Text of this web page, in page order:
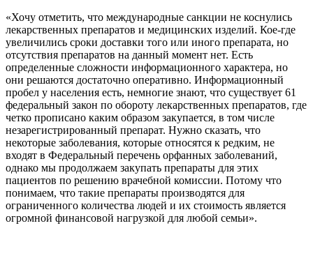
«Хочу отметить, что международные санкции не коснулись
лекарственных препаратов и медицинских изделий. Кое-где
увеличились сроки доставки того или иного препарата, но
отсутствия препаратов на данный момент нет. Есть
определенные сложности информационного характера, но
они решаются достаточно оперативно. Информационный
пробел у населения есть, немногие знают, что существует 61
федеральный закон по обороту лекарственных препаратов, где
четко прописано каким образом закупается, в том числе
незарегистрированный препарат. Нужно сказать, что
некоторые заболевания, которые относятся к редким, не
входят в Федеральный перечень орфанных заболеваний,
однако мы продолжаем закупать препараты для этих
пациентов по решению врачебной комиссии. Потому что
понимаем, что такие препараты производятся для
ограниченного количества людей и их стоимость является
огромной финансовой нагрузкой для любой семьи».